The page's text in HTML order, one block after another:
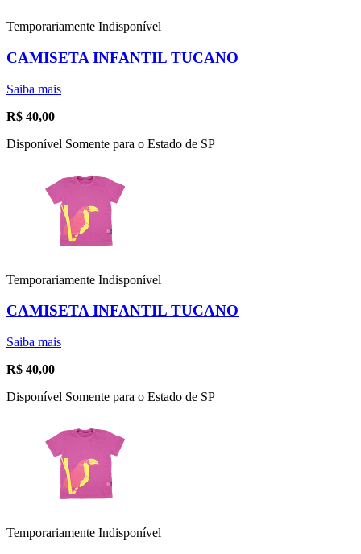
Temporariamente Indisponível
CAMISETA INFANTIL TUCANO
Saiba mais
R$ 40,00
Disponível Somente para o Estado de SP
Temporariamente Indisponível
CAMISETA INFANTIL TUCANO
Saiba mais
R$ 40,00
Disponível Somente para o Estado de SP
Temporariamente Indisponível